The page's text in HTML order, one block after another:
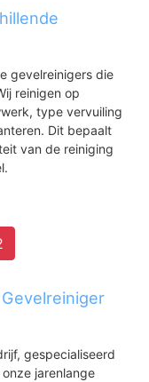
gevelreinigers die
reinigen op
type vervuiling
Dit bepaalt
van de reiniging
gespecialiseerd
jarenlange